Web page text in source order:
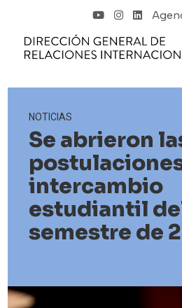
NOTICIAS
Se abrieron
intercambio
estudiantil
semestre de